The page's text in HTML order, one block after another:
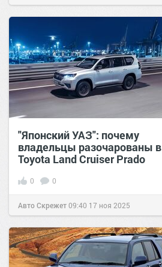
"Японский УАЗ": почему
владельцы разочарованы в
Toyota Land Cruiser Prado
0 0
Авто Скрежет09:40 17 ноя 2025